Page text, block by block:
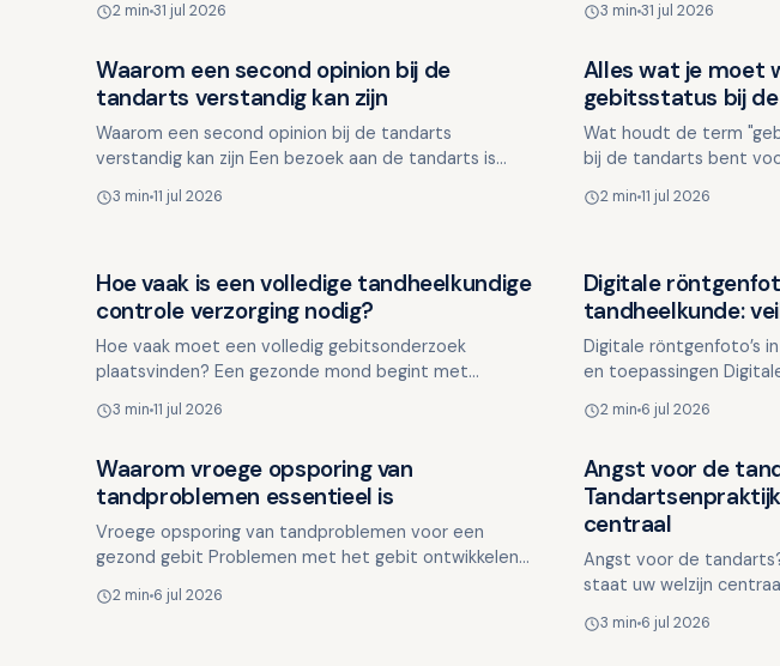
mensen …
2 min 31 jul 2026
Moderne vulmateria…
3 min 31 jul 2026
Overig nieuws
Waarom een second opinion bij de
tandarts verstandig kan zijn
Waarom een second opinion bij de tandarts
verstandig kan zijn Een bezoek aan de tandarts is
waarop twijfel kan on…
3 min 11 jul 2026
Overig nieuws
Alles wat je moet
gebitsstatus bij
Wat houdt de term
bij de tandarts bent
gebitsstatu…
2 min 11 jul 2026
Overig nieuws
Hoe vaak is een volledige tandheelkundige
controle verzorging nodig?
Hoe vaak moet een volledig gebitsonderzoek
plaatsvinden? Een gezonde mond begint met
vraag blijft: hoe vaak mo…
3 min 11 jul 2026
Overig nieuws
Digitale
tandheelkunde:
Digitale röntgenfoto’s
en toepassingen
2 min 6 jul 2026
Overig nieuws
Waarom vroege opsporing van
tandproblemen essentieel is
Vroege opsporing van tandproblemen voor een
gezond gebit Problemen met het gebit ontwikkelen
merkbaar. Om …
2 min 6 jul 2026
Overig nieuws
Angst voor de
centraal
Angst voor de
staat uw welzijn
van li…
3 min 6 jul 2026